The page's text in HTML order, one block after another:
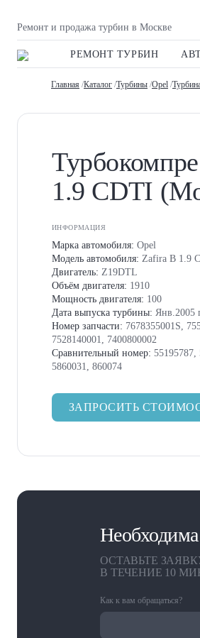
Ремонт и продажа турбин в Москве
РЕМОНТ ТУРБИН
Главная /Каталог /Турбины /Opel /
1.9 CDTI
ИНФОРМАЦИЯ
Марка автомобиля: Opel
Модель автомобиля: Zafira B 1.9
Двигатель: Z19DTL
Объём двигателя: 1910
Мощность двигателя: 100
Дата выпуска турбины: Янв.2005
Номер запчасти: 7678355001S,
7528140001, 7400800002
Сравнительный номер: 55195787,
5860031, 860074
ЗАПРОСИТЬ
Необходима
ОСТАВЬТЕ
В ТЕЧЕНИЕ 10
Как к вам обращаться?